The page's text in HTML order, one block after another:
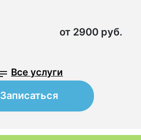
от 2900 руб.
Все услуги
Записаться